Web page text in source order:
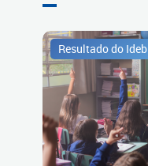
Resultado do Ideb